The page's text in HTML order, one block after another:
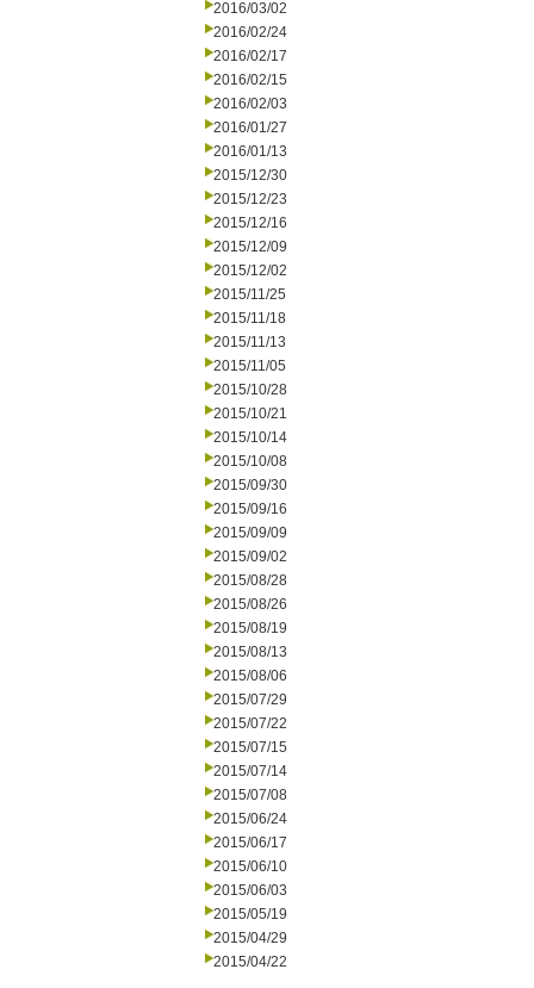
2016/03/02
2016/02/24
2016/02/17
2016/02/15
2016/02/03
2016/01/27
2016/01/13
2015/12/30
2015/12/23
2015/12/16
2015/12/09
2015/12/02
2015/11/25
2015/11/18
2015/11/13
2015/11/05
2015/10/28
2015/10/21
2015/10/14
2015/10/08
2015/09/30
2015/09/16
2015/09/09
2015/09/02
2015/08/28
2015/08/26
2015/08/19
2015/08/13
2015/08/06
2015/07/29
2015/07/22
2015/07/15
2015/07/14
2015/07/08
2015/06/24
2015/06/17
2015/06/10
2015/06/03
2015/05/19
2015/04/29
2015/04/22